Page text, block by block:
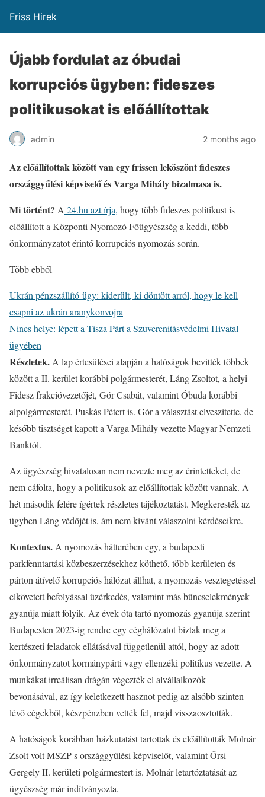
Friss Hirek
Újabb fordulat az óbudai
korrupciós ügyben: fideszes
politikusokat is előállítottak
admin 2 months ago
Az előállítottak között van egy frissen leköszönt fideszes
országgyűlési képviselő és Varga Mihály bizalmasa is.
Mi történt? A 24.hu azt írja, hogy több fideszes politikust is
előállított a Központi Nyomozó Főügyészség a keddi, több
önkormányzatot érintő korrupciós nyomozás során.
Több ebből
Ukrán pénzszállító-ügy: kiderült, ki döntött arról, hogy le kell
csapni az ukrán aranykonvojra
Nincs helye: lépett a Tisza Párt a Szuverenitásvédelmi Hivatal
ügyében
Részletek. A lap értesülései alapján a hatóságok bevitték többek
között a II. kerület korábbi polgármesterét, Láng Zsoltot, a helyi
Fidesz frakcióvezetőjét, Gór Csabát, valamint Óbuda korábbi
alpolgármesterét, Puskás Pétert is. Gór a választást elveszítette, de
később tisztséget kapott a Varga Mihály vezette Magyar Nemzeti
Banktól.
Az ügyészség hivatalosan nem nevezte meg az érintetteket, de
nem cáfolta, hogy a politikusok az előállítottak között vannak. A
hét második felére ígértek részletes tájékoztatást. Megkeresték az
ügyben Láng védőjét is, ám nem kívánt válaszolni kérdéseikre.
Kontextus. A nyomozás hátterében egy, a budapesti
parkfenntartási közbeszerzésekhez köthető, több kerületen és
párton átívelő korrupciós hálózat állhat, a nyomozás vesztegetéssel
elkövetett befolyással üzérkedés, valamint más bűncselekmények
gyanúja miatt folyik. Az évek óta tartó nyomozás gyanúja szerint
Budapesten 2023-ig rendre egy céghálózatot bíztak meg a
kertészeti feladatok ellátásával függetlenül attól, hogy az adott
önkormányzatot kormánypárti vagy ellenzéki politikus vezette. A
munkákat irreálisan drágán végezték el alvállalkozók
bevonásával, az így keletkezett hasznot pedig az alsóbb szinten
lévő cégekből, készpénzben vették fel, majd visszaosztották.
A hatóságok korábban házkutatást tartottak és előállították Molnár
Zsolt volt MSZP-s országgyűlési képviselőt, valamint Őrsi
Gergely II. kerületi polgármestert is. Molnár letartóztatását az
ügyészség már indítványozta.